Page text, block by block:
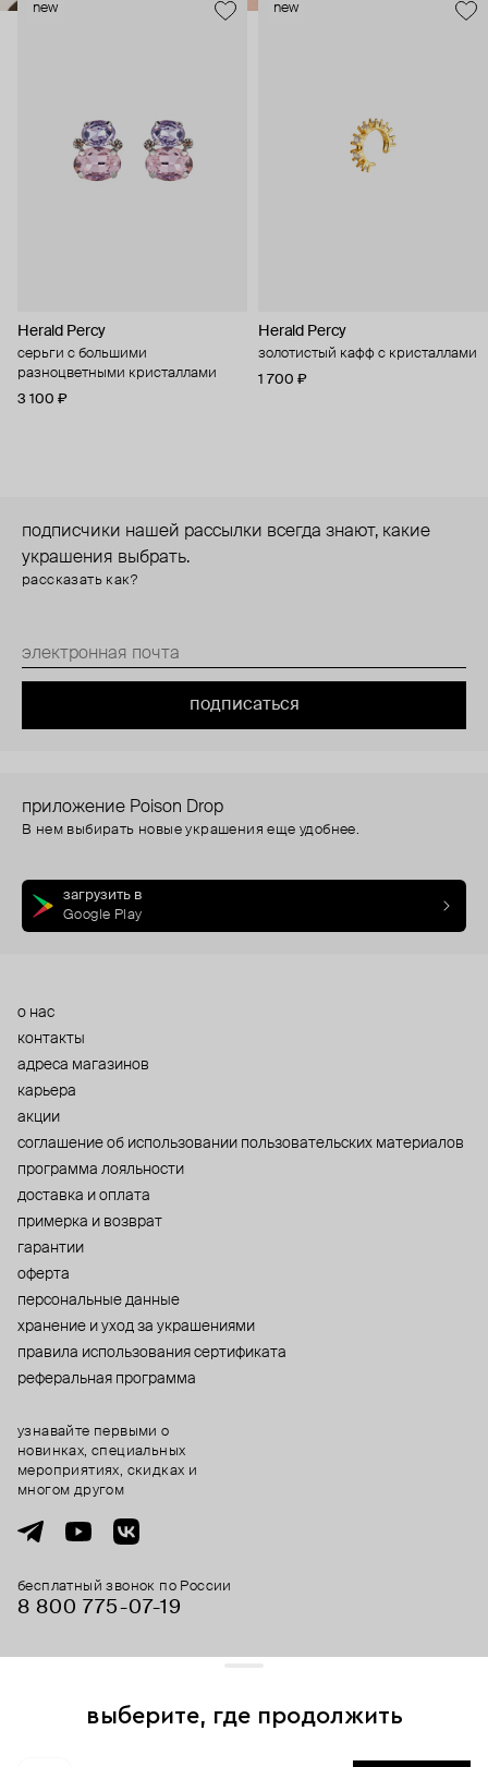
new
Herald Percy
серьги с большими
разноцветными кристаллами
3 100 ₽
new
Herald Percy
золотистый кафф с кристаллами
1 700 ₽
подписчики нашей рассылки всегда знают, какие
украшения выбрать.
рассказать как?
подписаться
приложение Poison Drop
В нем выбирать новые украшения еще удобнее.
загрузить в
Google Play
о нас
контакты
адреса магазинов
карьера
акции
cоглашение об использовании пользовательских материалов
программа лояльности
доставка и оплата
примерка и возврат
гарантии
оферта
персональные данные
хранение и уход за украшениями
правила использования сертификата
реферальная программа
бесплатный звонок по России
8 800 775⁠-07⁠-19
узнавайте первыми о
новинках, специальных
мероприятиях, скидках и
многом другом
выберите, где продолжить